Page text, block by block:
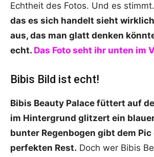
Echtheit des Fotos. Und es stimmt.
das es sich handelt sieht
aus, das man glatt denken
echt. Das Foto seht ihr unten im
Bibis Bild ist echt!
Bibis Beauty Palace füttert auf
im Hintergrund glitzert ein
bunter Regenbogen gibt dem
perfekten Rest. Doch wer Bibis